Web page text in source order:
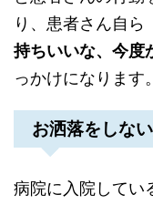
り、患者さん自ら
持ちいいな、今度
っかけになります。
お洒落をしな
病院に入院してい